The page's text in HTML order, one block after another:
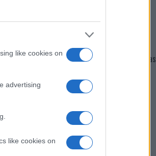
like cookies on
advertising
like cookies on
o
Giovannimaria Cabras